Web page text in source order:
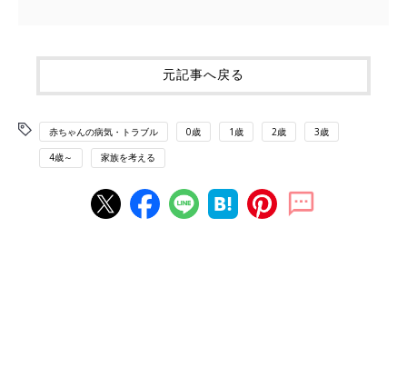
元記事へ戻る
赤ちゃんの病気・トラブル 0歳 1歳 2歳 3歳
4歳～ 家族を考える